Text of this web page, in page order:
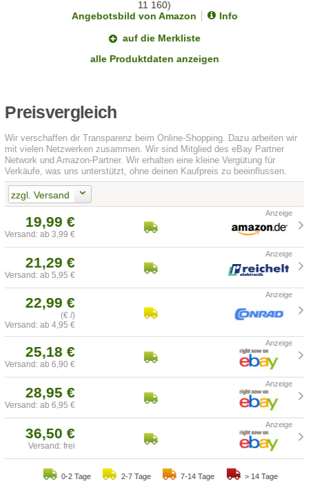
Angebotsbild von Amazon
Info
auf die Merkliste
alle Produktdaten anzeigen
Preisvergleich
Wir verschaffen dir Transparenz beim Online-Shopping. Dazu arbeiten wir
mit vielen Netzwerken zusammen. Wir sind Mitglied des eBay Partner
Network und Amazon-Partner. Wir erhalten eine kleine Vergütung für
Verkäufe, was uns unterstützt, ohne deinen Kaufpreis zu beeinflussen.
zzgl. Versand
19,99 €
Versand: ab 3,99 €
21,29 €
Versand: ab 5,95 €
22,99 €
(€ /)
Versand: ab 4,95 €
25,18 €
Versand: ab 6,90 €
28,95 €
Versand: ab 6,95 €
36,50 €
Versand: frei
0-2 Tage 2-7 Tage 7-14 Tage > 14 Tage